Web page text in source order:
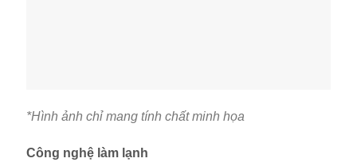
*Hình ảnh chỉ mang tính chất minh họa
Công nghệ làm lạnh